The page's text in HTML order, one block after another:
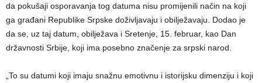
da pokušaji osporavanja tog datuma nisu promijenili način na koji
ga građani Republike Srpske doživljavaju i obilježavaju. Dodao je
da se, uz taj datum, obilježava i Sretenje, 15. februar, kao Dan
državnosti Srbije, koji ima posebno značenje za srpski narod.
„To su datumi koji imaju snažnu emotivnu i istorijsku dimenziju i koji